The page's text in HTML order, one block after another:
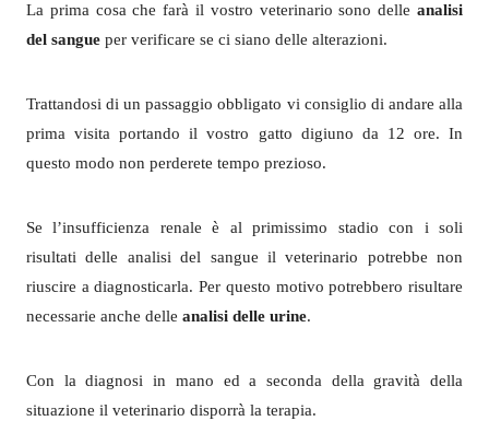
La prima cosa che farà il vostro veterinario sono delle analisi
del sangue per verificare se ci siano delle alterazioni.
Trattandosi di un passaggio obbligato vi consiglio di andare alla
prima visita portando il vostro gatto digiuno da 12 ore. In
questo modo non perderete tempo prezioso.
Se l’insufficienza renale è al primissimo stadio con i soli
risultati delle analisi del sangue il veterinario potrebbe non
riuscire a diagnosticarla. Per questo motivo potrebbero risultare
necessarie anche delle analisi delle urine.
Con la diagnosi in mano ed a seconda della gravità della
situazione il veterinario disporrà la terapia.